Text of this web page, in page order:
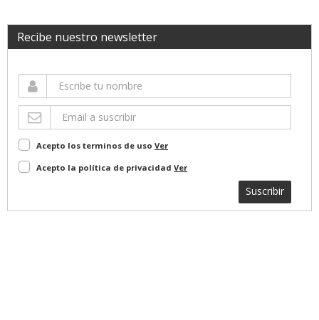
Recibe nuestro newsletter
Acepto los terminos de uso Ver
Acepto la política de privacidad Ver
Suscribir